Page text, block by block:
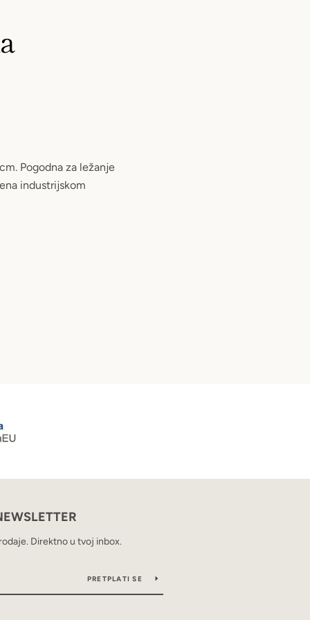
Pogodna za ležanje
industrijskom
Direktno u tvoj inbox.
PRETPLATI SE